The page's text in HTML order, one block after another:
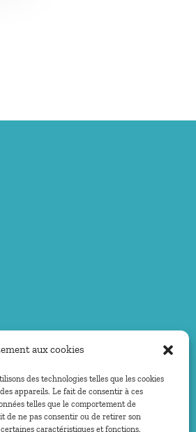
aux cookies
des technologies telles que les cookies
appareils. Le fait de consentir à ces
telles que le comportement de
de ne pas consentir ou de retirer son
caractéristiques et fonctions.